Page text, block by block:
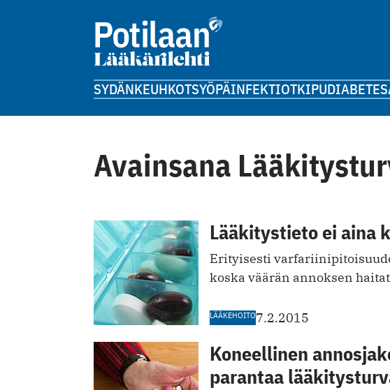
SYDÄNKEUHKOTSYÖPÄINFEKTIOTKIPUDIABETES
Avainsana
Lääkitystieto ei aina
Erityisesti
koska väärän annoksen
LÄÄKEHOITO7.2.2015
Koneellinen
parantaa